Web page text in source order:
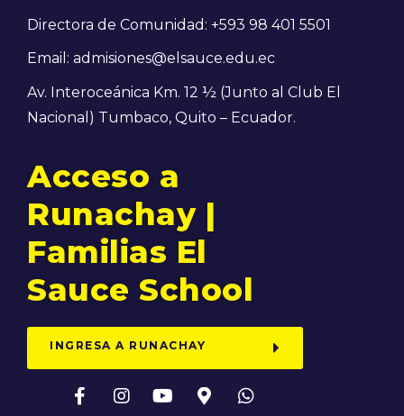
Directora de Comunidad: +593 98 401 5501
Email: admisiones@elsauce.edu.ec
Av. Interoceánica Km. 12 ½ (Junto al Club El
Nacional) Tumbaco, Quito – Ecuador.
Acceso a
Runachay |
Familias El
Sauce School
INGRESA A RUNACHAY